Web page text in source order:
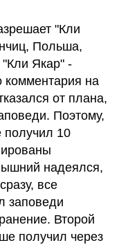
"Кли
Польша,
"Кли Якар" -
комментария на
от плана,
Поэтому,
10
надеялся,
все
заповеди
Второй
получил через